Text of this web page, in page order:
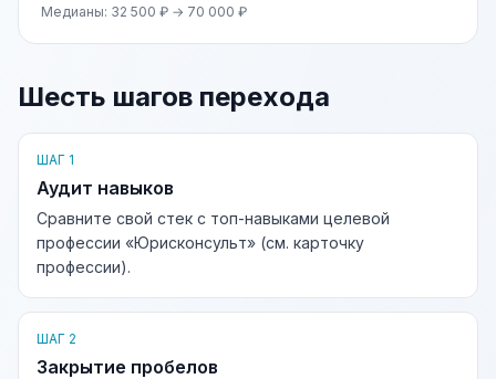
Медианы: 32 500 ₽ → 70 000 ₽
Шесть шагов перехода
ШАГ 1
Аудит навыков
Сравните свой стек с топ-навыками целевой
профессии «Юрисконсульт» (см. карточку
профессии).
ШАГ 2
Закрытие пробелов